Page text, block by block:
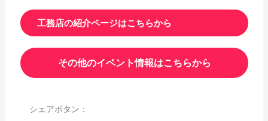
工務店の紹介ページはこちらから
その他のイベント情報はこちらから
シェアボタン：